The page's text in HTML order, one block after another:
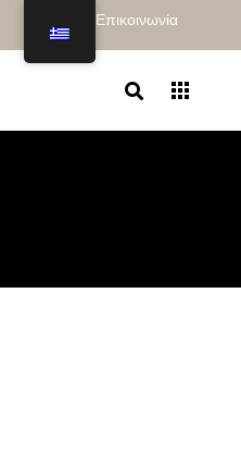
Επικοινωνία